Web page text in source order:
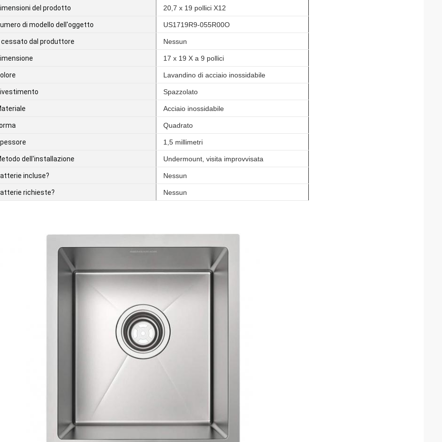
del prodotto 20,7 x 19 pollici X12
di modello dell'oggetto US1719R9-055R00O
cessato dal produttore Nessun
17 x 19 X a 9 pollici
Lavandino di acciaio inossidabile
Spazzolato
Acciaio inossidabile
Quadrato
1,5 millimetri
dell'installazione Undermount, visita improvvisata
incluse? Nessun
richieste? Nessun